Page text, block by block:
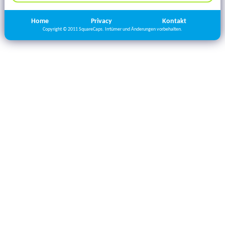
Home Privacy Kontakt
Copyright © 2011 SquareCaps. Irrtümer und Änderungen vorbehalten.